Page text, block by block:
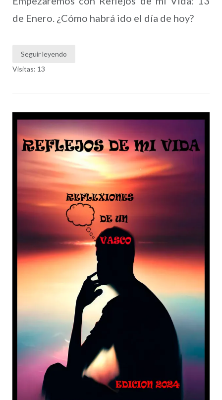
de Enero. ¿Cómo habrá ido el día de hoy?
Seguir leyendo
Visitas: 13